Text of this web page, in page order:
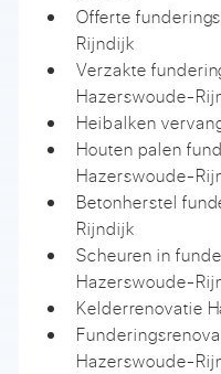
Offerte
Rijndijk
Verzakte
Hazerswoude-
Heibalken
Houten palen
Hazerswoude-
Betonherstel
Rijndijk
Scheuren in
Hazerswoude-
Kelderrenovatie
Hazerswoude-